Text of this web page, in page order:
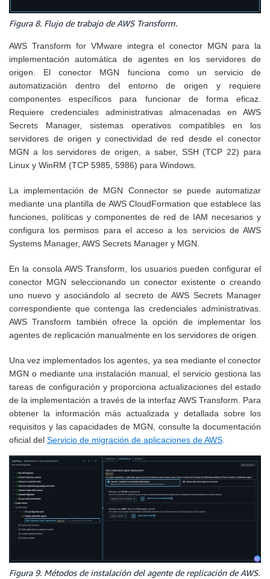
Figura 8. Flujo de trabajo de AWS Transform.
AWS Transform for VMware integra el conector MGN para la
implementación automática de agentes en los servidores de
origen. El conector MGN funciona como un servicio de
automatización dentro del entorno de origen y requiere
componentes específicos para funcionar de forma eficaz.
Requiere credenciales administrativas almacenadas en AWS
Secrets Manager, sistemas operativos compatibles en los
servidores de origen y conectividad de red desde el conector
MGN a los servidores de origen, a saber, SSH (TCP 22) para
Linux y WinRM (TCP 5985, 5986) para Windows.
La implementación de MGN Connector se puede automatizar
mediante una plantilla de AWS CloudFormation que establece las
funciones, políticas y componentes de red de IAM necesarios y
configura los permisos para el acceso a los servicios de AWS
Systems Manager, AWS Secrets Manager y MGN.
En la consola AWS Transform, los usuarios pueden configurar el
conector MGN seleccionando un conector existente o creando
uno nuevo y asociándolo al secreto de AWS Secrets Manager
correspondiente que contenga las credenciales administrativas.
AWS Transform también ofrece la opción de implementar los
agentes de replicación manualmente en los servidores de origen.
Una vez implementados los agentes, ya sea mediante el conector
MGN o mediante una instalación manual, el servicio gestiona las
tareas de configuración y proporciona actualizaciones del estado
de la implementación a través de la interfaz AWS Transform. Para
obtener la información más actualizada y detallada sobre los
requisitos y las capacidades de MGN, consulte la documentación
oficial del Servicio de migración de aplicaciones de AWS
Figura 9. Métodos de instalación del agente de replicación de AWS.